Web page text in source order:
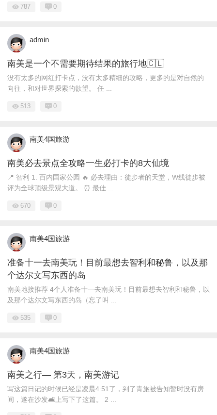
787 0
admin
南美是一个不需要期待结果的旅行地🇨🇱
没有太多的网红打卡点，没有太多精细的攻略，更多的是对自然的
向往，和对世界探索的欲望。 任 ...
513 0
南美4国旅游
南美必去景点全攻略一生必打卡的8大仙境
📍 智利 1. 百内国家公园 🔥 必去理由：徒步者的天堂，W线徒步被
评为全球顶级景观大道。 ⏰ 最佳 ...
670 0
南美4国旅游
准备十一去南美玩！目前最想去智利和秘鲁，以及那
个达尔文写东西的岛
南美地接推荐 4个人准备十一去南美玩！目前最想去智利和秘鲁，以
及那个达尔文写东西的岛（忘了叫 ...
535 0
南美4国旅游
南美之行— 第3天，南美游记
写这篇日记的时候已经是凌晨4:51了，到了青旅被告知暂时没有房
间，遂在沙发🛋️上写下了这篇。 2 ...